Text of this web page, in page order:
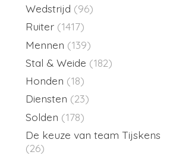
Wedstrijd (96)
Ruiter (1417)
Mennen (139)
Stal & Weide (182)
Honden (18)
Diensten (23)
Solden (178)
De keuze van team Tijskens
(26)